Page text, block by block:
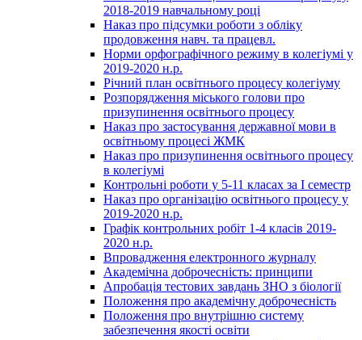
2018-2019 навчальному році
Наказ про підсумки роботи з обліку
продовження навч. та працевл.
Норми орфографічного режиму в колегіумі у
2019-2020 н.р.
Річний план освітнього процесу колегіуму
Розпорядження міського голови про
призупинення освітнього процесу
Наказ про застосування державної мови в
освітньому процесі ЖМК
Наказ про призупинення освітнього процесу
в колегіумі
Контрольні роботи у 5-11 класах за І семестр
Наказ про організацію освітнього процесу у
2019-2020 н.р.
Графік контрольних робіт 1-4 класів 2019-
2020 н.р.
Впровадження електронного журналу
Академічна доброчесність: принципи
Апробація тестових завдань ЗНО з біології
Положення про академічну доброчесність
Положення про внутрішню систему
забезпечення якості освіти